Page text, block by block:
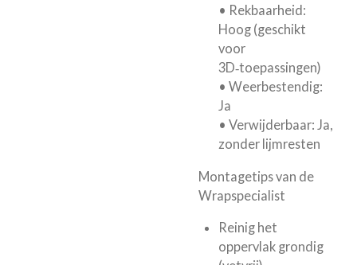
• Rekbaarheid:
Hoog (geschikt
voor
3D‑toepassingen)
• Weerbestendig:
Ja
• Verwijderbaar: Ja,
zonder lijmresten
Montagetips van de
Wrapspecialist
Reinig het
oppervlak grondig